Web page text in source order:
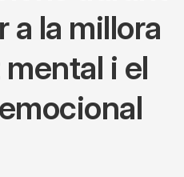
a la millora
i el